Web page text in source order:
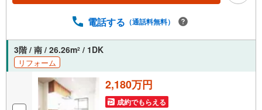
電話する （通話料無料）
3階 / 南 / 26.26m2 / 1DK
リフォーム
2,180万円
成約でもらえる